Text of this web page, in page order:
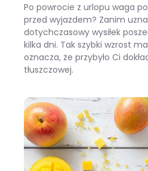
Po powrocie z urlopu waga
przed wyjazdem? Zanim
dotychczasowy wysiłek
kilka dni. Tak szybki wzrost
oznacza, że przybyło Ci
tłuszczowej.